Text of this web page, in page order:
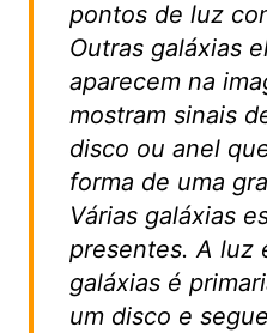
pontos de luz
Outras galáxias
aparecem na
mostram sinais
disco ou anel
forma de uma
Várias galáxias
presentes. A luz
galáxias é
um disco e